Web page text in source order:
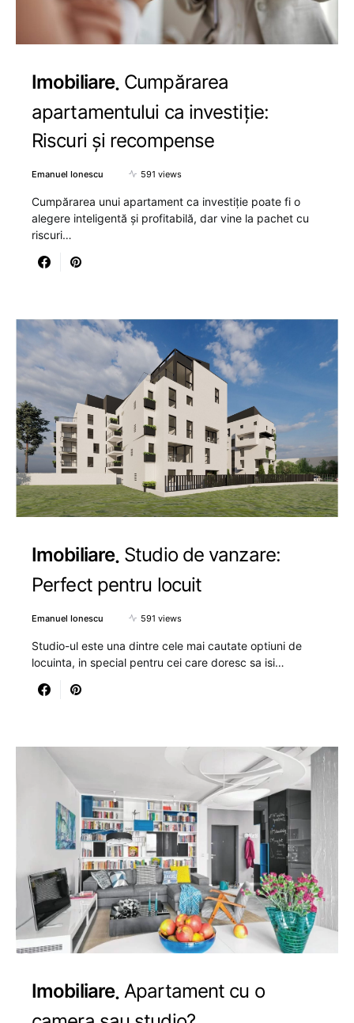
Imobiliare Cumpărarea
apartamentului ca investiție:
Riscuri și recompense
Emanuel Ionescu 591 views
Cumpărarea unui apartament ca investiție poate fi o
alegere inteligentă și profitabilă, dar vine la pachet cu
riscuri…
Imobiliare Studio de vanzare:
Perfect pentru locuit
Emanuel Ionescu 591 views
Studio-ul este una dintre cele mai cautate optiuni de
locuinta, in special pentru cei care doresc sa isi…
Imobiliare Apartament cu o